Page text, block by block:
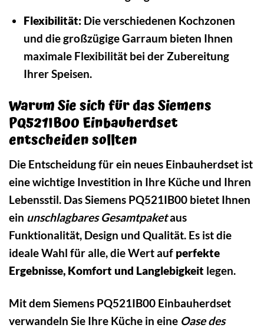
Flexibilität:Die verschiedenen Kochzonen
und die großzügige Garraum bieten Ihnen
maximale Flexibilität bei der Zubereitung
Ihrer Speisen.
Warum Sie sich für das Siemens
PQ521IB00 Einbauherdset
entscheiden sollten
Die Entscheidung für ein neues Einbauherdset ist
eine wichtige Investition in Ihre Küche und Ihren
Lebensstil. Das Siemens PQ521IB00 bietet Ihnen
ein unschlagbares Gesamtpaketaus
Funktionalität, Design und Qualität. Es ist die
ideale Wahl für alle, die Wert auf perfekte
Ergebnisse, Komfort und Langlebigkeit legen.
Mit dem Siemens PQ521IB00 Einbauherdset
verwandeln Sie Ihre Küche in eine Oase des